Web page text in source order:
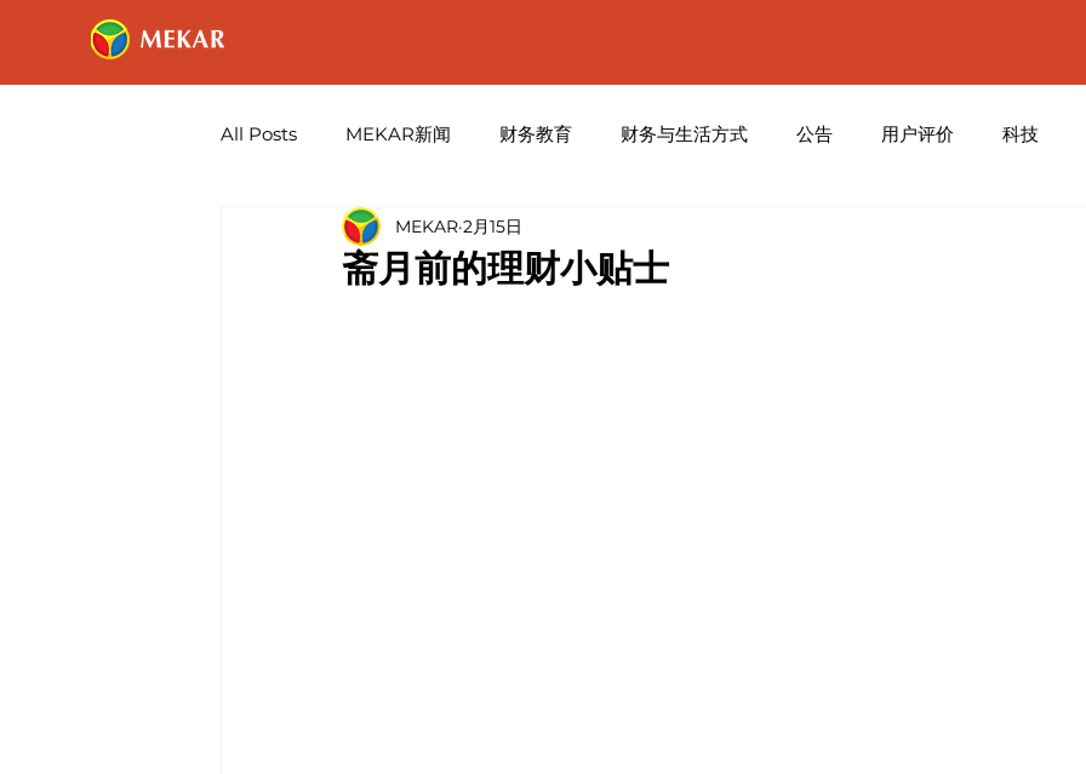
All Posts MEKAR新闻 财务教育 财务与生活方式 公告 用户评价 科技
斋月前的理财小贴士
MEKAR 2月15日